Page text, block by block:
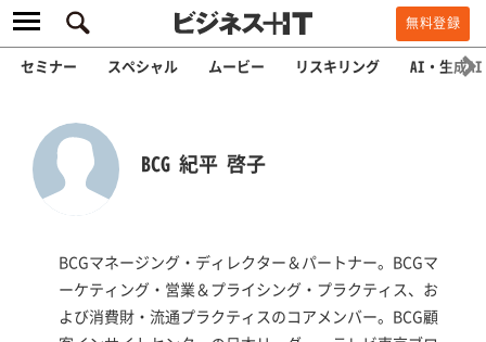
無料登録
セミナー スペシャル ムービー リスキリング AI・生成AI
BCG 紀平 啓子
BCGマネージング・ディレクター＆パートナー。BCGマ
ーケティング・営業＆プライシング・プラクティス、お
よび消費財・流通プラクティスのコアメンバー。BCG顧